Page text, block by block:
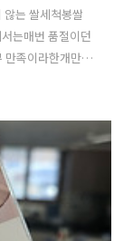
는 쌀세척봉쌀
는매번 품절이던
만족이라한개만
기는 쌀 씻을때
키고!쌀도 지키고!
마음에 들어요가
품명쌀씻
에 물이 닿지 않
니다